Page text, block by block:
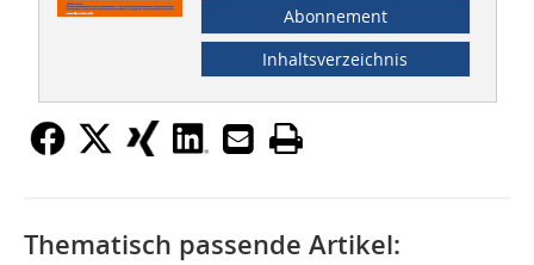
Abonnement
Inhaltsverzeichnis
Thematisch passende Artikel: